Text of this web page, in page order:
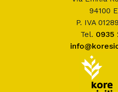
94100
P. IVA
Tel. 0935